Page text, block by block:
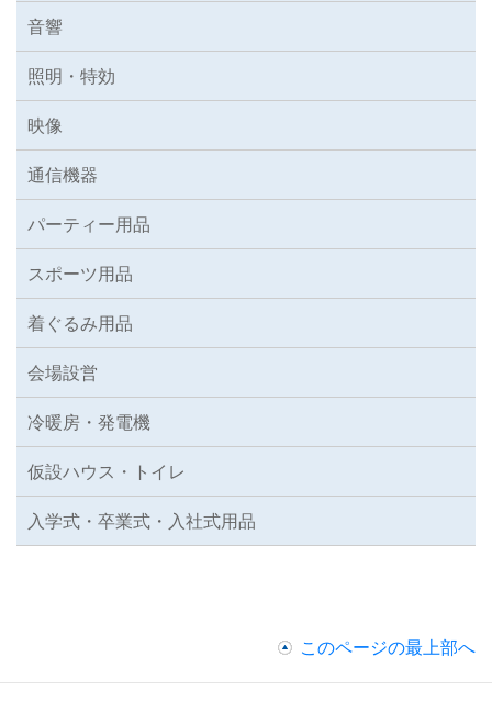
音響
照明・特効
映像
通信機器
パーティー用品
スポーツ用品
着ぐるみ用品
会場設営
冷暖房・発電機
仮設ハウス・トイレ
入学式・卒業式・入社式用品
このページの最上部へ